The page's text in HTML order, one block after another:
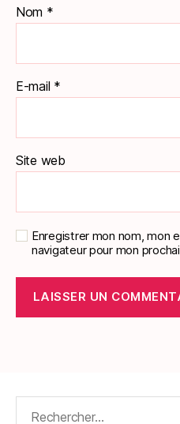
Nom *
E-mail *
Site web
Enregistrer mon nom, mon
navigateur pour mon